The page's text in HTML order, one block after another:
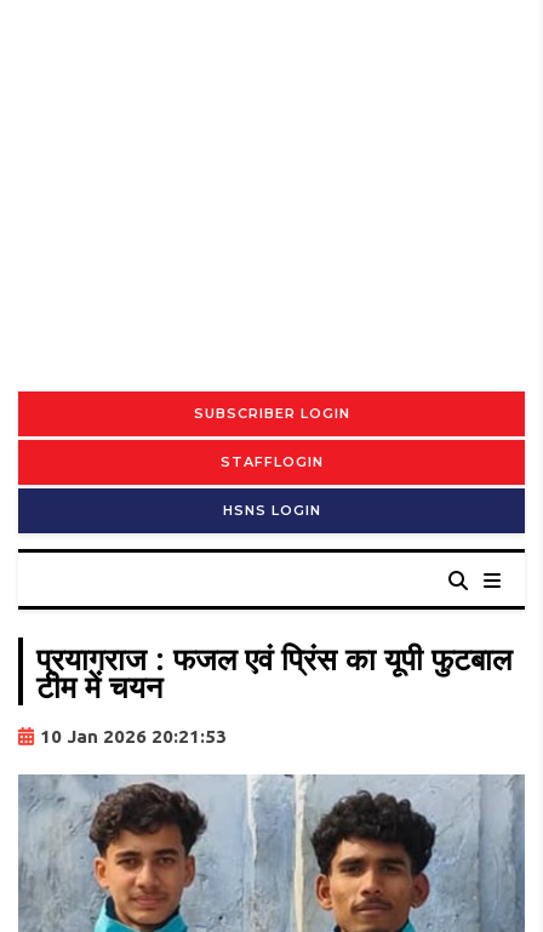
SUBSCRIBER LOGIN
STAFFLOGIN
HSNS LOGIN
प्रयागराज : फजल एवं प्रिंस का यूपी फुटबाल
टीम में चयन
10 Jan 2026 20:21:53